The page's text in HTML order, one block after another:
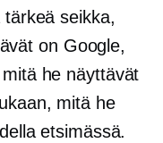
seikka,
on Google,
he näyttävät
mitä he
etsimässä.